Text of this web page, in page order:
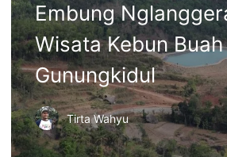
Embung
Wisata Kebun
Gunungkidul
Tirta Wahyu